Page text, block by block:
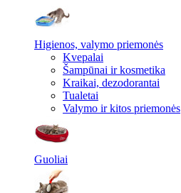
Higienos, valymo priemonės
Kvepalai
Šampūnai ir kosmetika
Kraikai, dezodorantai
Tualetai
Valymo ir kitos priemonės
Guoliai